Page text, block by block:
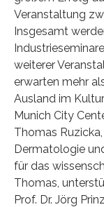
Veranstaltung
Insgesamt
weiterer
erwarten mehr
Ausland im
Munich City
Thomas
Dermatologie
für das
Thomas,
Prof. Dr. Jörg